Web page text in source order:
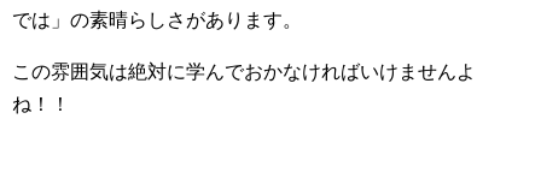
では」の素晴らしさがあります。
この雰囲気は絶対に学んでおかなければいけませんよ
ね！！